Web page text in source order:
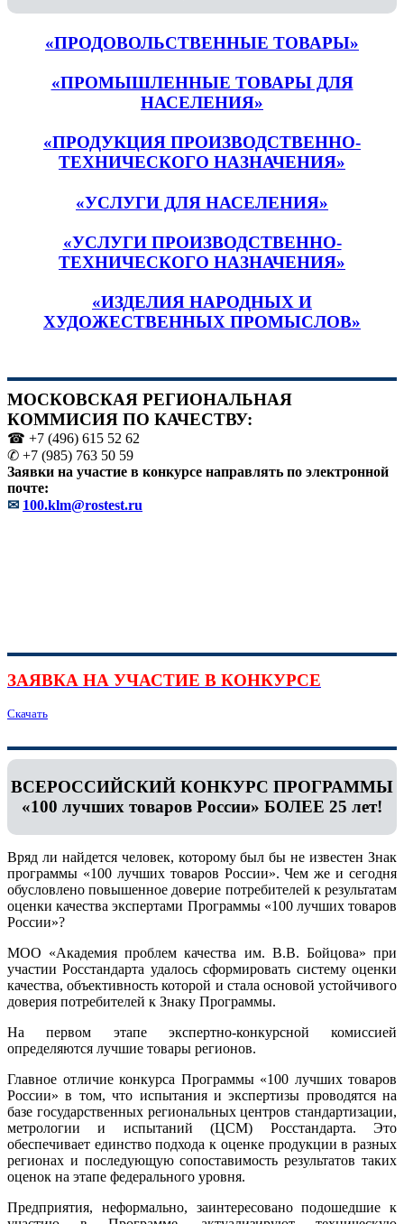
«ПРОДОВОЛЬСТВЕННЫЕ ТОВАРЫ»
«ПРОМЫШЛЕННЫЕ ТОВАРЫ ДЛЯ
НАСЕЛЕНИЯ»
«ПРОДУКЦИЯ ПРОИЗВОДСТВЕННО-
ТЕХНИЧЕСКОГО НАЗНАЧЕНИЯ»
«УСЛУГИ ДЛЯ НАСЕЛЕНИЯ»
«УСЛУГИ ПРОИЗВОДСТВЕННО-
ТЕХНИЧЕСКОГО НАЗНАЧЕНИЯ»
«ИЗДЕЛИЯ НАРОДНЫХ И
ХУДОЖЕСТВЕННЫХ ПРОМЫСЛОВ»
МОСКОВСКАЯ РЕГИОНАЛЬНАЯ
КОММИСИЯ ПО КАЧЕСТВУ:
☎ +7 (496) 615 52 62
✆ +7 (985) 763 50 59
Заявки на участие в конкурсе направлять по электронной
почте:
✉ 100.klm@rostest.ru
ЗАЯВКА НА УЧАСТИЕ В КОНКУРСЕ
Скачать
ВСЕРОССИЙСКИЙ КОНКУРС ПРОГРАММЫ
«100 лучших товаров России» БОЛЕЕ 25 лет!
Вряд ли найдется человек, которому был бы не известен Знак
программы «100 лучших товаров России». Чем же и сегодня
обусловлено повышенное доверие потребителей к результатам
оценки качества экспертами Программы «100 лучших товаров
России»?
МОО «Академия проблем качества им. В.В. Бойцова» при
участии Росстандарта удалось сформировать систему оценки
качества, объективность которой и стала основой устойчивого
доверия потребителей к Знаку Программы.
На первом этапе экспертно-конкурсной комиссией
определяются лучшие товары регионов.
Главное отличие конкурса Программы «100 лучших товаров
России» в том, что испытания и экспертизы проводятся на
базе государственных региональных центров стандартизации,
метрологии и испытаний (ЦCM) Росстандарта. Это
обеспечивает единство подхода к оценке продукции в разных
регионах и последующую сопоставимость результатов таких
оценок на этапе федерального уровня.
Предприятия, неформально, заинтересовано подошедшие к